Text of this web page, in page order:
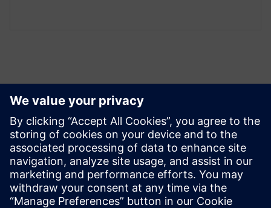
Explorar Recursos e
Produtos Relacionados
Pré-requisitos
Não é necessário nenhum requisito